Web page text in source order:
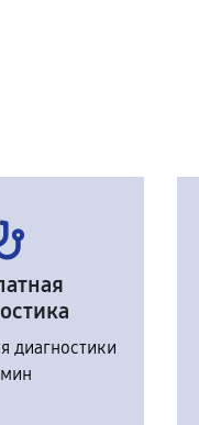
диагностики